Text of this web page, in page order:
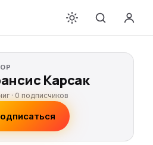
Карсак
· 0 подписчиков